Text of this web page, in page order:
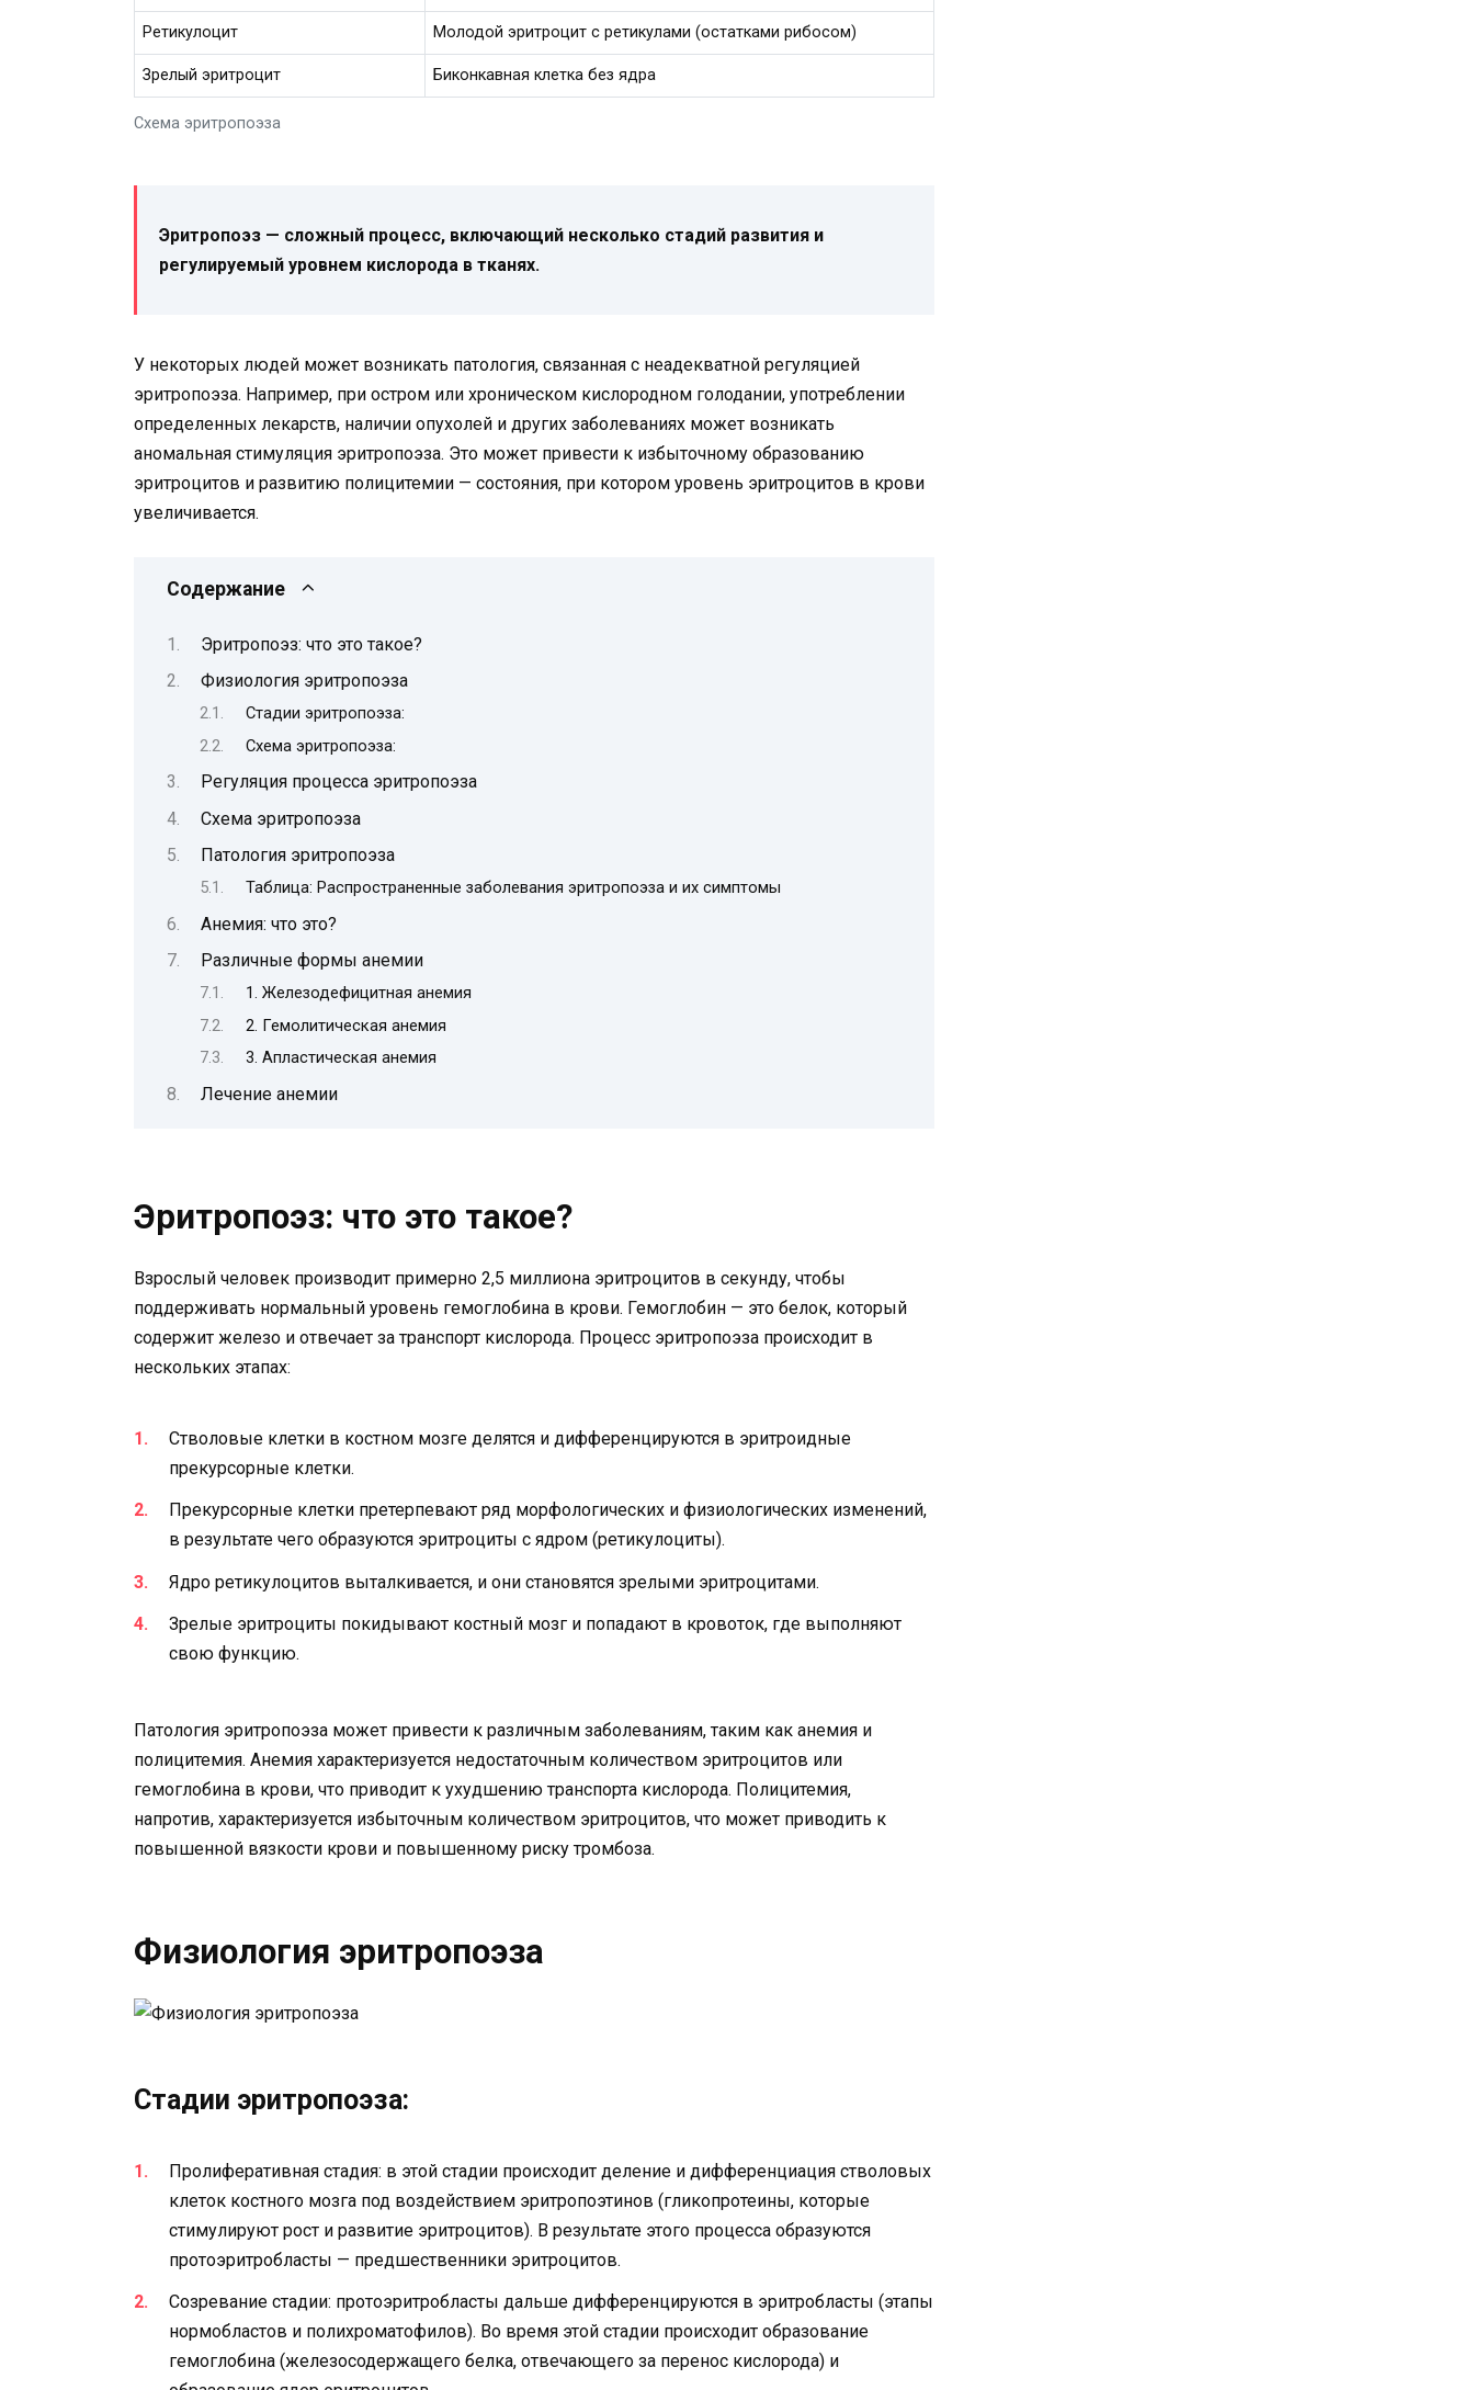
Схема эритропоэза
Ретикулоцит Молодой эритроцит с ретикулами (остатками рибосом)
Зрелый эритроцит Биконкавная клетка без ядра
Эритропоэз — сложный процесс, включающий несколько стадий развития и
регулируемый уровнем кислорода в тканях.
У некоторых людей может возникать патология, связанная с неадекватной регуляцией
эритропоэза. Например, при остром или хроническом кислородном голодании, употреблении
определенных лекарств, наличии опухолей и других заболеваниях может возникать
аномальная стимуляция эритропоэза. Это может привести к избыточному образованию
эритроцитов и развитию полицитемии — состояния, при котором уровень эритроцитов в крови
увеличивается.
Содержание
Эритропоэз: что это такое?
Физиология эритропоэза
Стадии эритропоэза:
Схема эритропоэза:
Регуляция процесса эритропоэза
Схема эритропоэза
Патология эритропоэза
Таблица: Распространенные заболевания эритропоэза и их симптомы
Анемия: что это?
Различные формы анемии
1. Железодефицитная анемия
2. Гемолитическая анемия
3. Апластическая анемия
Лечение анемии
Эритропоэз: что это такое?
Взрослый человек производит примерно 2,5 миллиона эритроцитов в секунду, чтобы
поддерживать нормальный уровень гемоглобина в крови. Гемоглобин — это белок, который
содержит железо и отвечает за транспорт кислорода. Процесс эритропоэза происходит в
нескольких этапах:
Стволовые клетки в костном мозге делятся и дифференцируются в эритроидные
прекурсорные клетки.
Прекурсорные клетки претерпевают ряд морфологических и физиологических изменений,
в результате чего образуются эритроциты с ядром (ретикулоциты).
Ядро ретикулоцитов выталкивается, и они становятся зрелыми эритроцитами.
Зрелые эритроциты покидывают костный мозг и попадают в кровоток, где выполняют
свою функцию.
Патология эритропоэза может привести к различным заболеваниям, таким как анемия и
полицитемия. Анемия характеризуется недостаточным количеством эритроцитов или
гемоглобина в крови, что приводит к ухудшению транспорта кислорода. Полицитемия,
напротив, характеризуется избыточным количеством эритроцитов, что может приводить к
повышенной вязкости крови и повышенному риску тромбоза.
Физиология эритропоэза
Стадии эритропоэза:
Пролиферативная стадия: в этой стадии происходит деление и дифференциация стволовых
клеток костного мозга под воздействием эритропоэтинов (гликопротеины, которые
стимулируют рост и развитие эритроцитов). В результате этого процесса образуются
протоэритробласты — предшественники эритроцитов.
Созревание стадии: протоэритробласты дальше дифференцируются в эритробласты (этапы
нормобластов и полихроматофилов). Во время этой стадии происходит образование
гемоглобина (железосодержащего белка, отвечающего за перенос кислорода) и